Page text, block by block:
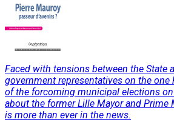
Faced with tensions between the State
government representatives on the one
of the forcoming municipal elections
about the former Lille Mayor and Prime
is more than ever in the news.